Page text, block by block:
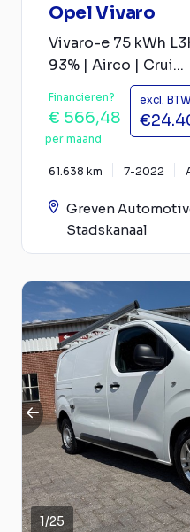
Opel Vivaro
Vivaro-e 75 kWh
93% | Airco | Crui...
Financieren?
€ 566,48
per maand
excl. BTW
61.638 km 7-2022
Greven
Stadskanaal
1/25